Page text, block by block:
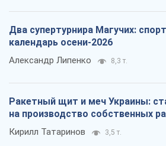
Два супертурнира Магучих:
календарь осени-2026
Александр Липенко 8,3 т.
Ракетный щит и меч Украины:
на производство собственных
Кирилл Татаринов 3,5 т.